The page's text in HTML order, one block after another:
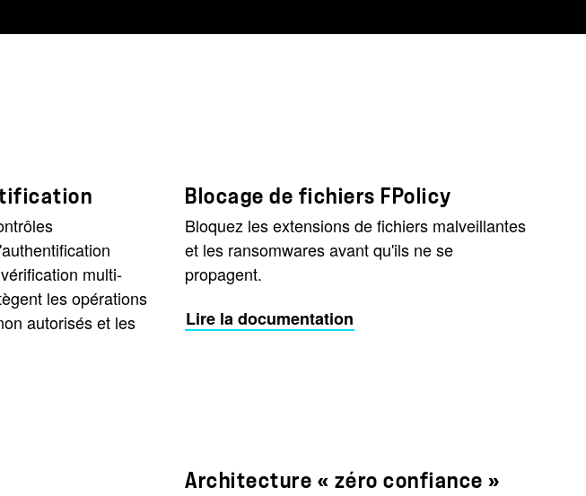
multi-
les opérations
autorisés et les
Blocage de fichiers FPolicy
Bloquez les extensions de fichiers malveillantes
et les ransomwares avant qu'ils ne se
propagent.
Lire la documentation
Architecture « zéro confiance »